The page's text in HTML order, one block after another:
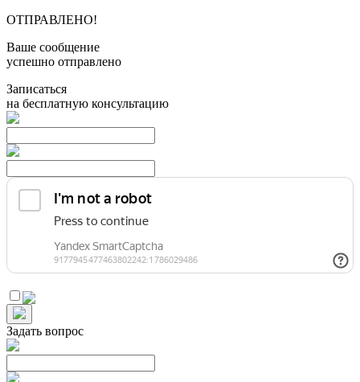
ОТПРАВЛЕНО!
Ваше сообщение
успешно отправлено
Записаться
на бесплатную консультацию
Задать вопрос